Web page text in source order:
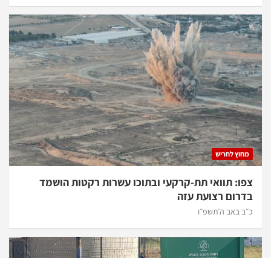
מחוץ לחריש
צפו: תוואי תת-קרקעי ובתוכו עשרות רקטות הושמד
בדרום רצועת עזה
כ״ב באב ה׳תשפ״ו